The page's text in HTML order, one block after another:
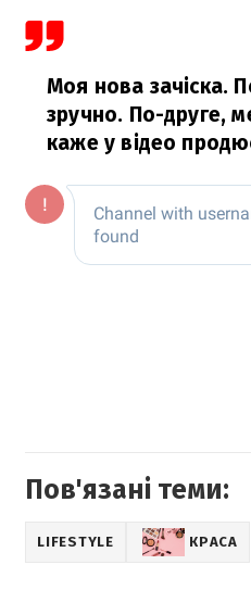
Моя нова зачіска.
зручно. По-друге,
каже у відео
Пов'язані теми:
LIFESTYLE КРАСА